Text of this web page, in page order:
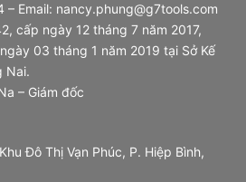
Email: nancy.phung@g7tools.com
cấp ngày 12 tháng 7 năm 2017,
03 tháng 1 năm 2019 tại Sở Kế
Nai.
– Giám đốc
Đô Thị Vạn Phúc, P. Hiệp Bình,